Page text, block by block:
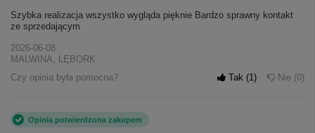
Szybka realizacja wszystko wygląda pięknie Bardzo sprawny kontakt
ze sprzedającym
2026-06-08
MALWINA, LĘBORK
Czy opinia była pomocna?
Tak 1 Nie 0
Opinia potwierdzona zakupem